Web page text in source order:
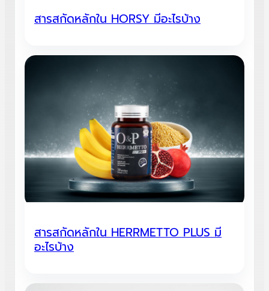
สารสกัดหลักใน HORSY มีอะไรบ้าง
สารสกัดหลักใน HERRMETTO PLUS มี
อะไรบ้าง